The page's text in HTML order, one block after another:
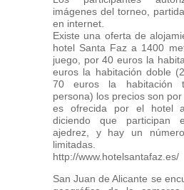
imágenes del torneo,
en internet.
Existe una oferta de
hotel Santa Faz a 1400
juego, por 40 euros la
euros la habitación doble
70 euros la habitación
persona) los precios son
es ofrecida por el hotel
diciendo que participan
ajedrez, y hay un
limitadas.
http://www.hotelsantafaz.es/
San Juan de Alicante se